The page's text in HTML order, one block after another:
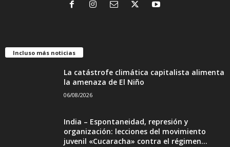
Incluso más noticias
La catástrofe climática capitalista alimenta
la amenaza de El Niño
06/08/2026
India – Espontaneidad, represión y
organización: lecciones del movimiento
juvenil «Cucaracha» contra el régimen...